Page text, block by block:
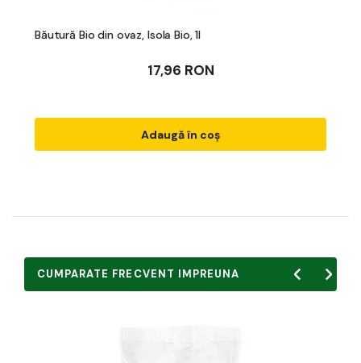
Băutură Bio din ovaz, Isola Bio, 1l
17,96 RON
Adaugă în coș
CUMPARATE FRECVENT IMPREUNA